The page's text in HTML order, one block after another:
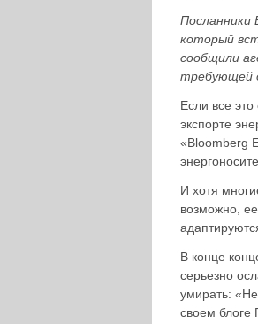
Посланники
который
сообщили
требующей
Если все
экспорте
«Bloomberg
И хотя
возможно,
В конце
серьезно
умирать:
своем блоге